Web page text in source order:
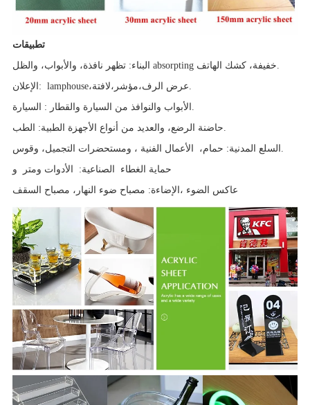
تطبيقات
البناء: تظهر نافذة، والأبواب، والظل absorpting خفيفة، كشك الهاتف.
الإعلان: lamphouse،لافتة، مؤشر،
عرض الرف.
السيارة
: الأبواب والنوافذ من السيارة والقطار.
حاضنة الرضع، والعديد من أنواع الأجهزة الطبية: الطب.
السلع المدنية: حمام،
الأعمال الفنية
، ومستحضرات التجميل، وقوس.
الصناعية:
الأدوات ومتر
حماية الغطاء
الإضاءة: مصباح ضوء النهار، مصباح السقف، عاكس الضوء